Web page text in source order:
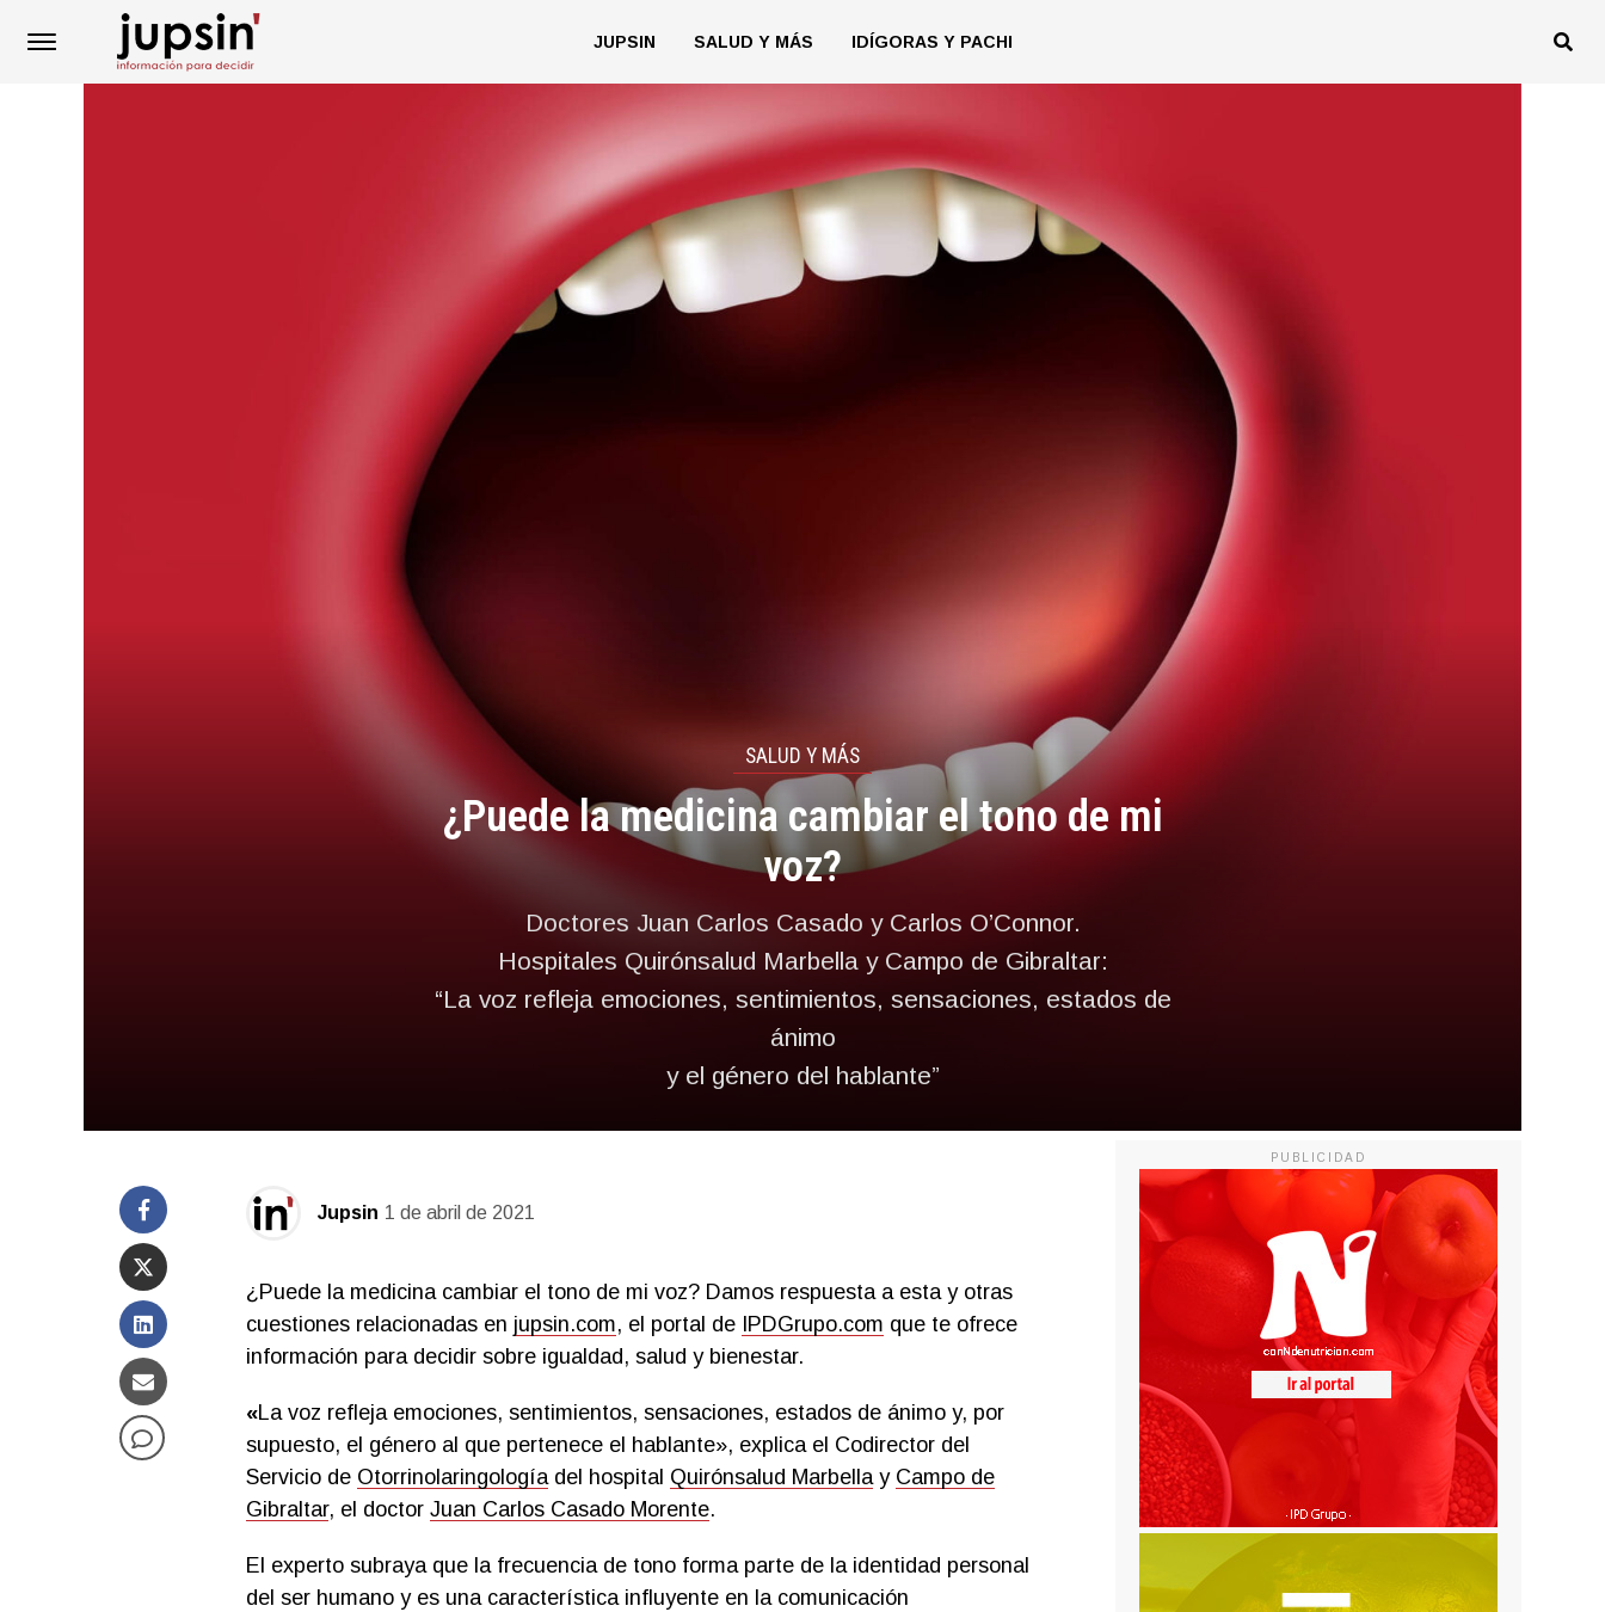
JUPSIN SALUD Y MÁS IDÍGORAS Y PACHI
SALUD Y MÁS
¿Puede la medicina cambiar el tono de mi
voz?
Doctores Juan Carlos Casado y Carlos O’Connor.
Hospitales Quirónsalud Marbella y Campo de Gibraltar:
“La voz refleja emociones, sentimientos, sensaciones, estados de
ánimo
y el género del hablante”
Jupsin 1 de abril de 2021
¿Puede la medicina cambiar el tono de mi voz? Damos respuesta a esta y otras
cuestiones relacionadas en jupsin.com, el portal de IPDGrupo.com que te ofrece
información para decidir sobre igualdad, salud y bienestar.
«La voz refleja emociones, sentimientos, sensaciones, estados de ánimo y, por
supuesto, el género al que pertenece el hablante», explica el Codirector del
Servicio de Otorrinolaringologíadel hospital Quirónsalud Marbellay Campo de
Gibraltar, el doctor Juan Carlos Casado Morente.
El experto subraya que la frecuencia de tono forma parte de la identidad personal
del ser humano y es una característica influyente en la comunicación
PUBLICIDAD